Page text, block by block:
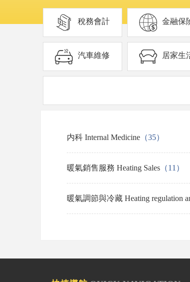
稅務會計 金融保
汽車維修 居家生
内科 Internal Medicine（35）
暖氣銷售服務 Heating Sales（11）
暖氣調節與冷藏 Heating regulation